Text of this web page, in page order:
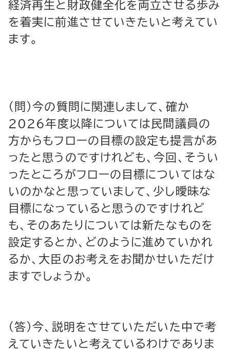
経済再生と財政健全化を両立させる歩み
を着実に前進させていきたいと考えてい
ます。
（問）今の質問に関連しまして、確か
2026年度以降については民間議員の
方からもフローの目標の設定も提言があ
ったと思うのですけれども、今回、そうい
ったところがフローの目標についてはな
いのかなと思っていまして、少し曖昧な
目標になっていると思うのですけれど
も、そのあたりについては新たなものを
設定するとか、どのように進めていかれ
るか、大臣のお考えをお聞かせいただけ
ますでしょうか。
（答）今、説明をさせていただいた中で考
えていきたいと考えているわけでありま